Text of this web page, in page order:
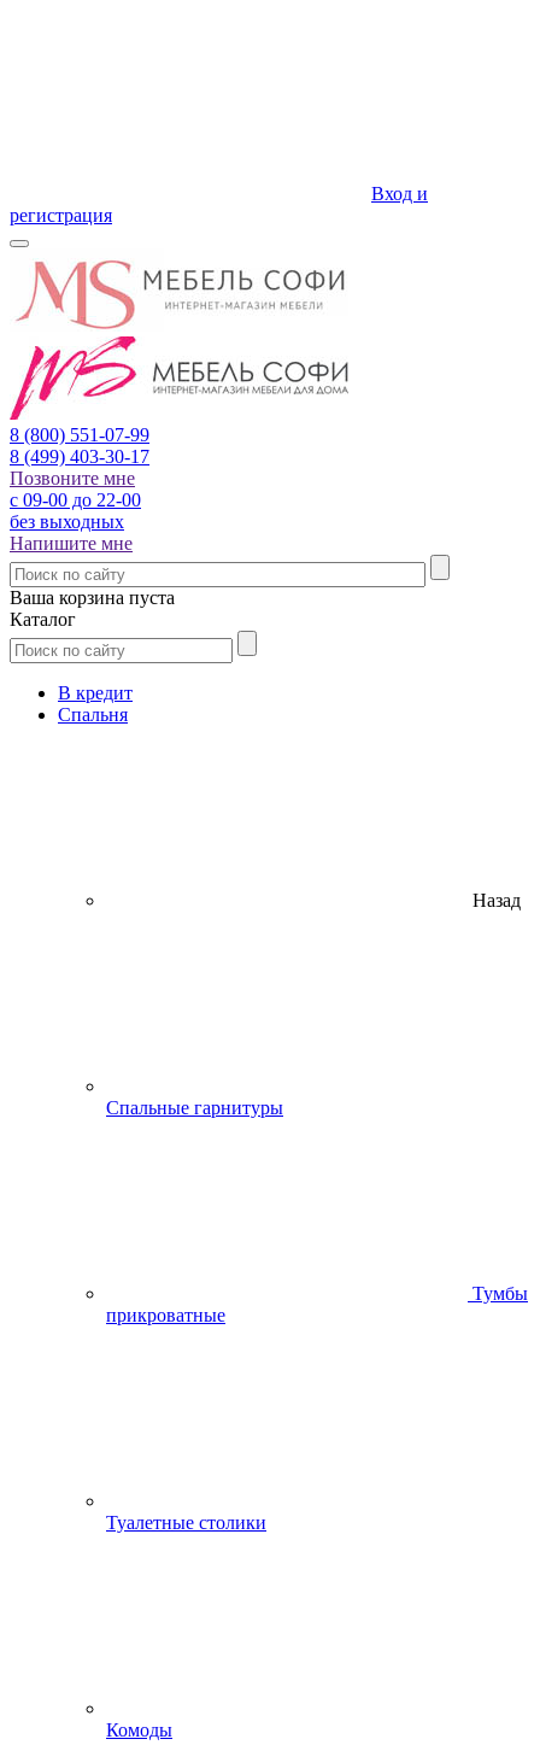
Вход и
регистрация
8 (800) 551-07-99
8 (499) 403-30-17
Позвоните мне
с 09-00 до 22-00
без выходных
Напишите мне
Ваша корзина пуста
Каталог
В кредит
Спальня
Назад
Спальные гарнитуры
Тумбы
прикроватные
Туалетные столики
Комоды